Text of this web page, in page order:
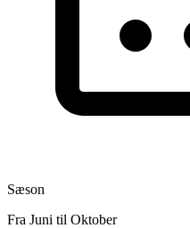
Sæson
Fra Juni til Oktober